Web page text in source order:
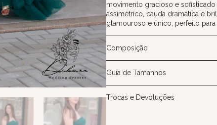
movimento gracioso e
assimétrico, cauda dramática e
glamouroso e único, perfeito
Composição
Guia de Tamanhos
Trocas e Devoluções